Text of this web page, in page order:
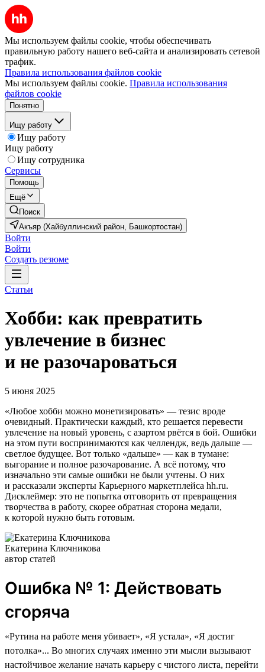
Мы используем файлы cookie, чтобы обеспечивать
правильную работу нашего веб-сайта и анализировать сетевой
трафик.
Правила использования файлов cookie
Мы используем файлы cookie. Правила использования
файлов cookie
Понятно
Ищу работу
Ищу работу
Ищу работу
Ищу сотрудника
Сервисы
Помощь
Ещё
Поиск
Акъяр (Хайбуллинский район, Башкортостан)
Войти
Войти
Создать резюме
Статьи
Хобби: как превратить
увлечение в бизнес
и не разочароваться
5 июня 2025
«Любое хобби можно монетизировать» — тезис вроде
очевидный. Практически каждый, кто решается перевести
увлечение на новый уровень, с азартом рвётся в бой. Ошибки
на этом пути воспринимаются как челлендж, ведь дальше —
светлое будущее. Вот только «дальше» — как в тумане:
выгорание и полное разочарование. А всё потому, что
изначально эти самые ошибки не были учтены. О них
и рассказали эксперты Карьерного маркетплейса hh.ru.
Дисклеймер: это не попытка отговорить от превращения
творчества в работу, скорее обратная сторона медали,
к которой нужно быть готовым.
Екатерина Ключникова
автор статей
Ошибка № 1: Действовать
сгоряча
«Рутина на работе меня убивает», «Я устала», «Я достиг
потолка»... Во многих случаях именно эти мысли вызывают
настойчивое желание начать карьеру с чистого листа, перейти